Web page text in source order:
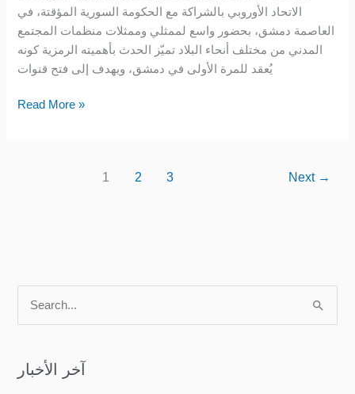
الاتحاد الأوروبي بالشراكة مع الحكومة السورية المؤقتة، في
العاصمة دمشق، بحضور واسع لممثلي وممثلات منظمات المجتمع
المدني من مختلف أنحاء البلاد تميّز الحدث بأهميته الرمزية كونه
يُعقد للمرة الأولى في دمشق، ويهدف إلى فتح قنوات
المجتمع
المدني
السوري
بدمشق
Read More »
1 2 3 Next →
r
آخر الأخبار